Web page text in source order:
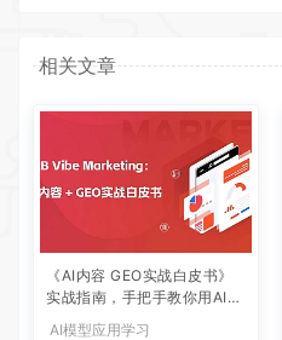
相关文章
《AI内容 GEO实战白皮书》
实战指南，手把手教你用AI内
AI模型应用学习